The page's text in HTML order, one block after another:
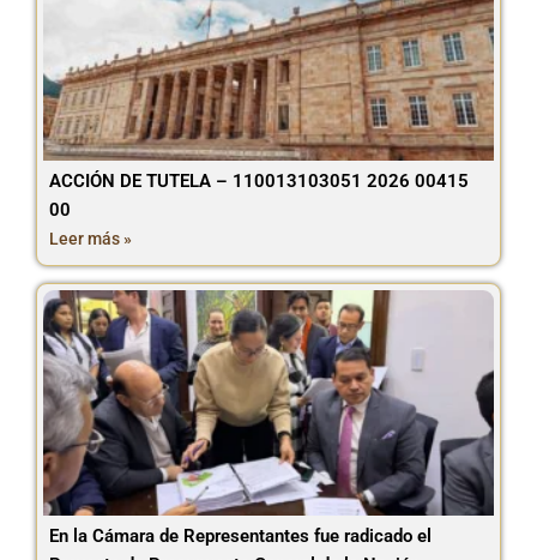
ACCIÓN DE TUTELA – 110013103051 2026 00415
00
Leer más »
En la Cámara de Representantes fue radicado el